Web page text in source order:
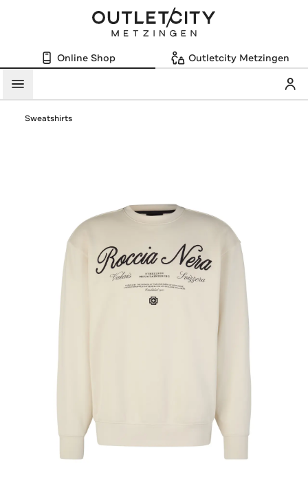
Online Shop Outletcity Metzingen
Menü
Sweatshirts